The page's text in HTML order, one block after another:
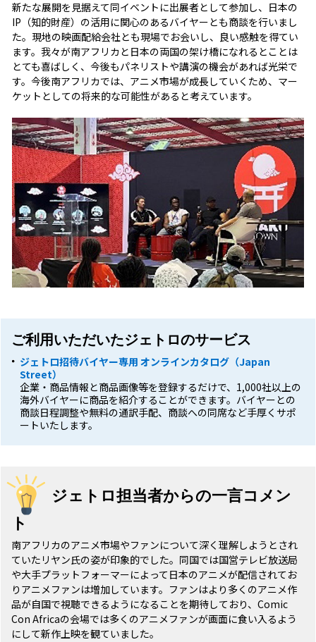
新たな展開を見据えて同イベントに出展者として参加し、日本の
IP（知的財産）の活用に関心のあるバイヤーとも商談を行いまし
た。現地の映画配給会社とも現場でお会いし、良い感触を得てい
ます。我々が南アフリカと日本の両国の架け橋になれるとことは
とても喜ばしく、今後もパネリストや講演の機会があれば光栄で
す。今後南アフリカでは、アニメ市場が成長していくため、マー
ケットとしての将来的な可能性があると考えています。
ご利用いただいたジェトロのサービス
ジェトロ招待バイヤー専用 オンラインカタログ（Japan
Street）
企業・商品情報と商品画像等を登録するだけで、1,000社以上の
海外バイヤーに商品を紹介することができます。バイヤーとの
商談日程調整や無料の通訳手配、商談への同席など手厚くサポ
ートいたします。
ジェトロ担当者からの一言コメン
ト
南アフリカのアニメ市場やファンについて深く理解しようとされ
ていたリヤン氏の姿が印象的でした。同国では国営テレビ放送局
や大手プラットフォーマーによって日本のアニメが配信されてお
りアニメファンは増加しています。ファンはより多くのアニメ作
品が自国で視聴できるようになることを期待しており、Comic
Con Africaの会場では多くのアニメファンが画面に食い入るよう
にして新作上映を観ていました。